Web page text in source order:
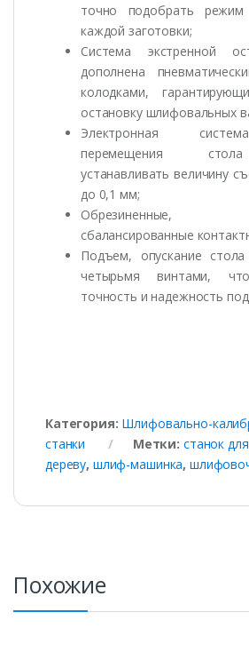
точно подобрать
каждой заготовки;
Система экстренной
дополнена
колодками,
остановку шлифовальных
Электронная
перемещения
устанавливать величину
до 0,1 мм;
Обрезиненные,
сбалансированные
Подъем, опускание стола
четырьмя винтами,
точность и надежность
Категория: Шлифовально-
станки
Метки: станок
дереву, шлиф-машинка,
Похожие